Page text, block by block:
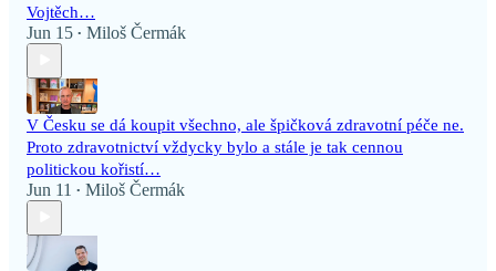
Vojtěch…
Jun 15 • Miloš Čermák
V Česku se dá koupit všechno, ale špičková zdravotní péče ne.
Proto zdravotnictví vždycky bylo a stále je tak cennou
politickou kořistí…
Jun 11 • Miloš Čermák